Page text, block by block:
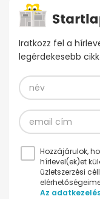
Iratkozz fel a
legérdekesebb
Hozzájárulok,
hírlevel(ek)et
üzletszerzési
Az